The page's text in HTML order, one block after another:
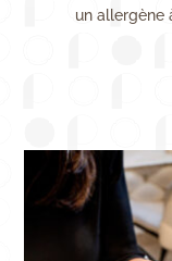
un allergène